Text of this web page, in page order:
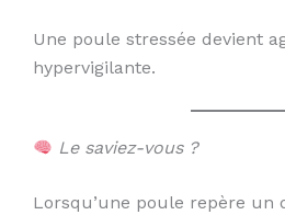
Une poule stressée devient
hypervigilante.
Le saviez-vous ?
Lorsqu’une poule repère un